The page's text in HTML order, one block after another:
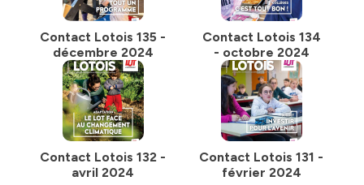
Contact Lotois 135 -
décembre 2024
Contact Lotois 134
- octobre 2024
Contact Lotois 132 -
avril 2024
Contact Lotois 131 -
février 2024